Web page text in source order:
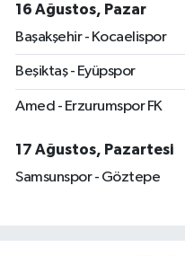
16 Ağustos, Pazar
Başakşehir - Kocaelispor
Beşiktaş - Eyüpspor
Amed - Erzurumspor FK
17 Ağustos, Pazartesi
Samsunspor - Göztepe